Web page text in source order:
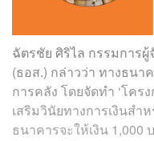
ฉัตรชัย ศิริไล กรรมการ
(ธอส.) กล่าวว่า ทางธน
การคลัง โดยจัดทำ ‘โคร
เสริมวินัยทางการเงินสำ
ธนาคารจะให้เงิน